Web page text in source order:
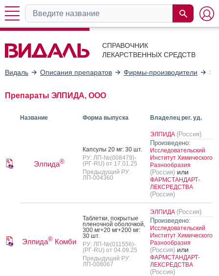
СПРАВОЧНИК
ЛЕКАРСТВЕННЫХ СРЕДСТВ
Видаль Описания препаратов Фирмы-производители
Препараты ЭЛПИДА, OOO
Название Форма выпуска Владелец рег. уд.
Элпида®
Кап­су­лы 20 мг: 30 шт.
РУ: ЛП-№(008479)-
(РГ-RU) от 17.01.25
Предыдущий РУ:
ЛП-004360
ЭЛПИДА (Россия)
Произведено:
Исследовательский
Институт Химического
Разнообразия
(Россия) или
ФАРМСТАНДАРТ-
ЛЕКСРЕДСТВА
(Россия)
Элпида®Комби
Таб­летки, пок­ры­тые
пле­ноч­ной обо­лоч­кой,
300 мг+20 мг+200 мг:
30 шт.
РУ: ЛП-№(011556)-
(РГ-RU) от 04.09.25
Предыдущий РУ:
ЛП-008067
ЭЛПИДА (Россия)
Произведено:
Исследовательский
Институт Химического
Разнообразия
(Россия) или
ФАРМСТАНДАРТ-
ЛЕКСРЕДСТВА
(Россия)